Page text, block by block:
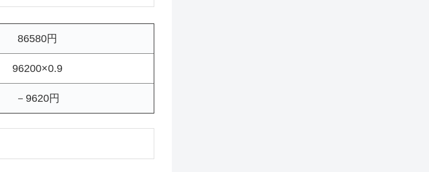
86580円
96200×0.9
－9620円